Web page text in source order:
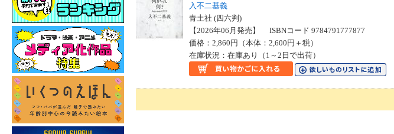
入不二基義
青土社 (四六判)
【2026年06月発売】 ISBNコード 9784791777877
価格：2,860円（本体：2,600円＋税）
在庫状況：在庫あり（1～2日で出荷）